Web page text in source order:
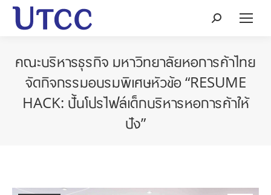
Search:
คณะบริหารธุรกิจ มหาวิทยาลัยหอการค้าไทย
จัดกิจกรรมอบรมพิเศษหัวข้อ “RESUME
HACK: ปั้นโปรไฟล์เด็กบริหารหอการค้าให้
ปัง”